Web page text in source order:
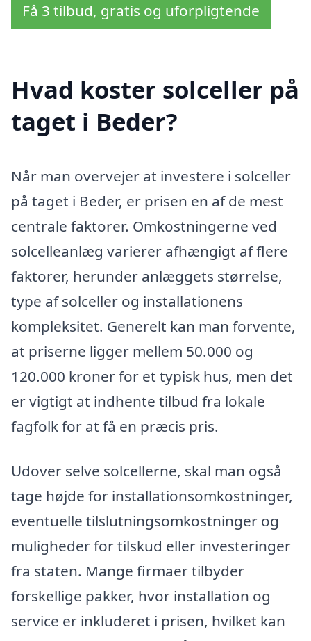
Få 3 tilbud, gratis og uforpligtende
Hvad koster solceller på
taget i Beder?
Når man overvejer at investere i solceller
på taget i Beder, er prisen en af de mest
centrale faktorer. Omkostningerne ved
solcelleanlæg varierer afhængigt af flere
faktorer, herunder anlæggets størrelse,
type af solceller og installationens
kompleksitet. Generelt kan man forvente,
at priserne ligger mellem 50.000 og
120.000 kroner for et typisk hus, men det
er vigtigt at indhente tilbud fra lokale
fagfolk for at få en præcis pris.
Udover selve solcellerne, skal man også
tage højde for installationsomkostninger,
eventuelle tilslutningsomkostninger og
muligheder for tilskud eller investeringer
fra staten. Mange firmaer tilbyder
forskellige pakker, hvor installation og
service er inkluderet i prisen, hvilket kan